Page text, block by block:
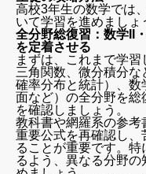
高校3年生の数学では
いて学習を進めましょ
全分野総復習：数学II
を定着させる
まずは、これまで学習
三角関数、微分積分な
確率分布と統計）、
面など）の全分野を
を確認しましょう。
教科書や網羅系の参
重要公式を再確認し、
ることが重要です。
るよう、異なる分野